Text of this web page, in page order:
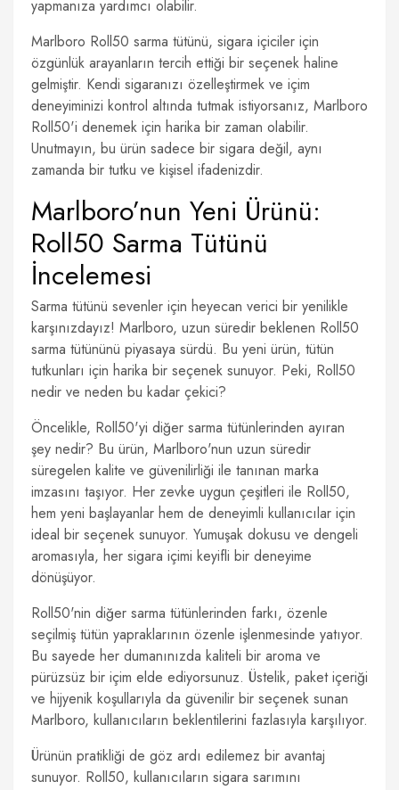
yapmanıza yardımcı olabilir.
Marlboro Roll50 sarma tütünü, sigara içiciler için
özgünlük arayanların tercih ettiği bir seçenek haline
gelmiştir. Kendi sigaranızı özelleştirmek ve içim
deneyiminizi kontrol altında tutmak istiyorsanız, Marlboro
Roll50'i denemek için harika bir zaman olabilir.
Unutmayın, bu ürün sadece bir sigara değil, aynı
zamanda bir tutku ve kişisel ifadenizdir.
Marlboro’nun Yeni Ürünü:
Roll50 Sarma Tütünü
İncelemesi
Sarma tütünü sevenler için heyecan verici bir yenilikle
karşınızdayız! Marlboro, uzun süredir beklenen Roll50
sarma tütününü piyasaya sürdü. Bu yeni ürün, tütün
tutkunları için harika bir seçenek sunuyor. Peki, Roll50
nedir ve neden bu kadar çekici?
Öncelikle, Roll50'yi diğer sarma tütünlerinden ayıran
şey nedir? Bu ürün, Marlboro'nun uzun süredir
süregelen kalite ve güvenilirliği ile tanınan marka
imzasını taşıyor. Her zevke uygun çeşitleri ile Roll50,
hem yeni başlayanlar hem de deneyimli kullanıcılar için
ideal bir seçenek sunuyor. Yumuşak dokusu ve dengeli
aromasıyla, her sigara içimi keyifli bir deneyime
dönüşüyor.
Roll50'nin diğer sarma tütünlerinden farkı, özenle
seçilmiş tütün yapraklarının özenle işlenmesinde yatıyor.
Bu sayede her dumanınızda kaliteli bir aroma ve
pürüzsüz bir içim elde ediyorsunuz. Üstelik, paket içeriği
ve hijyenik koşullarıyla da güvenilir bir seçenek sunan
Marlboro, kullanıcıların beklentilerini fazlasıyla karşılıyor.
Ürünün pratikliği de göz ardı edilemez bir avantaj
sunuyor. Roll50, kullanıcıların sigara sarımını